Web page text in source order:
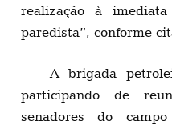
realização à
paredista”, conforme
A brigada
participando de
senadores do